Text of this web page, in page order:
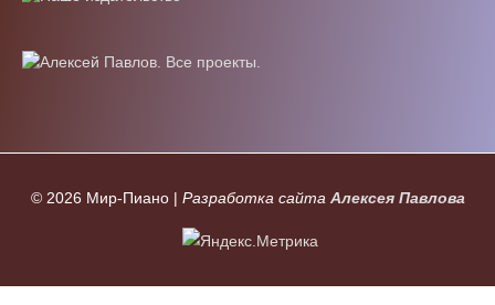
© 2026 Мир-Пиано| Разработка сайта Алексея Павлова